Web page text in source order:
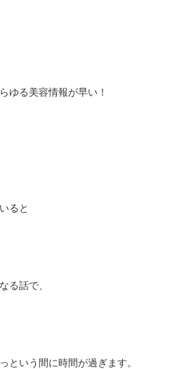
ゆる美容情報が早い！
ると
る話で、
という間に時間が過ぎます。